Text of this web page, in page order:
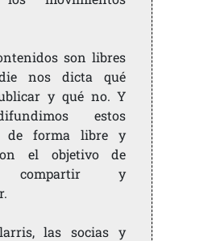
son libres
nos dicta qué
y qué no. Y
estos
de forma libre y
el objetivo de
compartir y
las socias y